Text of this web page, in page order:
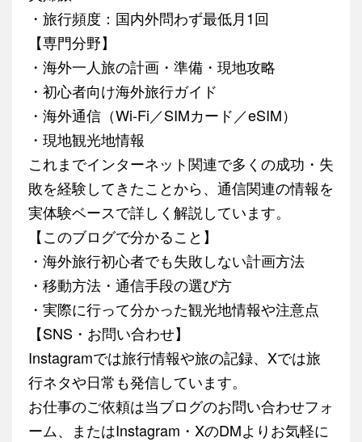
・旅行頻度：国内外問わず最低月1回
【専門分野】
・海外一人旅の計画・準備・現地攻略
・初心者向け海外旅行ガイド
・海外通信（Wi-Fi／SIMカード／eSIM）
・現地観光地情報
これまでインターネット関連で多くの成功・失
敗を経験してきたことから、通信関連の情報を
実体験ベースで詳しく解説しています。
【このブログで分かること】
・海外旅行初心者でも失敗しない計画方法
・移動方法・通信手段の選び方
・実際に行って分かった観光地情報や注意点
【SNS・お問い合わせ】
Instagramでは旅行情報や旅の記録、Xでは旅
行ネタや日常も発信しています。
お仕事のご依頼は当ブログのお問い合わせフォ
ーム、またはInstagram・XのDMよりお気軽に